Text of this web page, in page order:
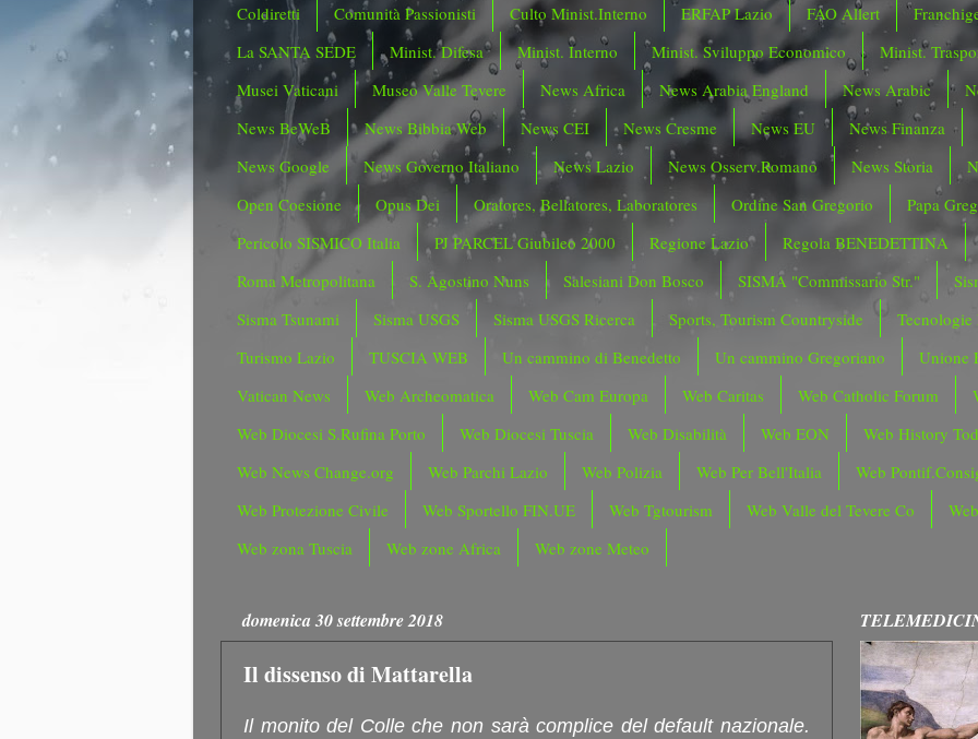
Coldiretti
Comunità Passionisti Culto Minist.Interno ERFAP Lazio FAO Allert
La SANTA SEDE
Minist. Difesa Minist. Interno Minist. Sviluppo Economico
Minist.
Musei Vaticani
Museo Valle Tevere News Africa News Arabia England News Arabic
News BeWeB
News Bibbia Web News CEI News Cresme News EU
News Finanza
News Google
News Governo Italiano News Lazio News Osserv.Romano News Storia
Open Coesione
Opus Dei Oratores, Bellatores, Laboratores Ordine San Gregorio
Papa
Pericolo SISMICO Italia
PJ PARCEL Giubileo 2000 Regione Lazio
Regola BENEDETTINA
Roma Metropolitana
S. Agostino Nuns Salesiani Don Bosco SISMA "Commissario Str."
Sisma Tsunami
Sisma USGS Sisma USGS Ricerca Sports, Tourism Countryside
Tecnologie
Turismo Lazio
TUSCIA WEB Un cammino di Benedetto Un cammino Gregoriano
Unione
Vatican News
Web Archeomatica Web Cam Europa Web Caritas Web Catholic Forum
Web Diocesi S.Rufina Porto
Web Diocesi Tuscia Web Disabilità Web EON
Web History
Web News Change.org
Web Parchi Lazio Web Polizia Web Per Bell'Italia
Web
Web Protezione Civile
Web Sportello FIN.UE Web Tgtourism Web Valle del Tevere Co
Web zona Tuscia
Web zone Africa Web zone Meteo
domenica 30 settembre 2018
Il dissenso di Mattarella
Il monito del Colle che non sarà complice del default nazionale.